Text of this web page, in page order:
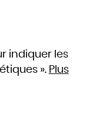
indiquer les
». Plus